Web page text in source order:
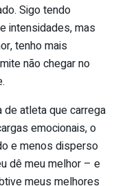
Sigo tendo
intensidades, mas
tenho mais
não chegar no
de atleta que carrega
emocionais, o
e menos disperso
dê meu melhor – e
meus melhores